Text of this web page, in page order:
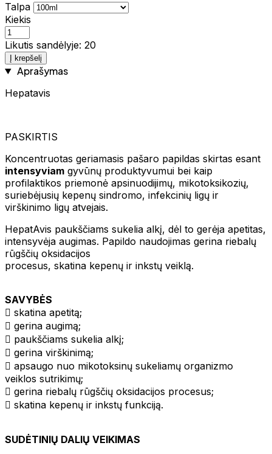
Talpa
Kiekis
Likutis sandėlyje: 20
Į krepšelį
Aprašymas
Hepatavis
PASKIRTIS
Koncentruotas geriamasis pašaro papildas skirtas esant
intensyviam gyvūnų produktyvumui bei kaip
profilaktikos priemonė apsinuodijimų, mikotoksikozių,
suriebėjusių kepenų sindromo, infekcinių ligų ir
virškinimo ligų atvejais.
HepatAvis paukščiams sukelia alkį, dėl to gerėja apetitas,
intensyvėja augimas. Papildo naudojimas gerina riebalų
rūgščių oksidacijos
procesus, skatina kepenų ir inkstų veiklą.
SAVYBĖS
 skatina apetitą;
 gerina augimą;
 paukščiams sukelia alkį;
 gerina virškinimą;
 apsaugo nuo mikotoksinų sukeliamų organizmo
veiklos sutrikimų;
 gerina riebalų rūgščių oksidacijos procesus;
 skatina kepenų ir inkstų funkciją.
SUDĖTINIŲ DALIŲ VEIKIMAS